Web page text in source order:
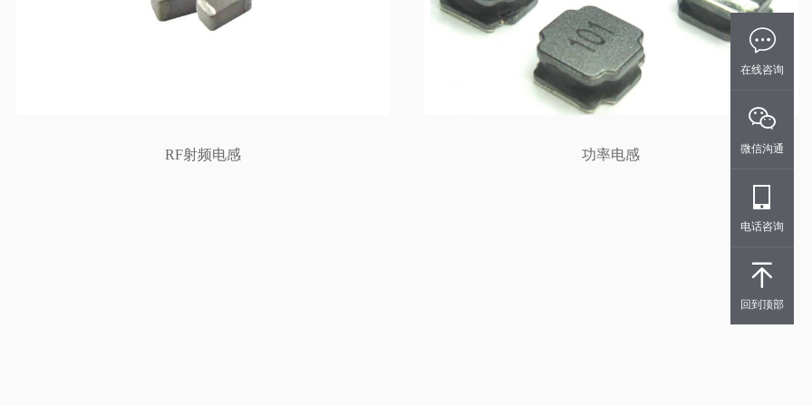
RF射频电感 功率电感
在线咨询
微信沟通
电话咨询
回到顶部